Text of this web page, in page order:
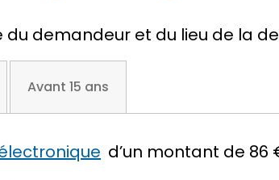
du demandeur et du lieu de la
Avant 15 ans
d’un montant de 86